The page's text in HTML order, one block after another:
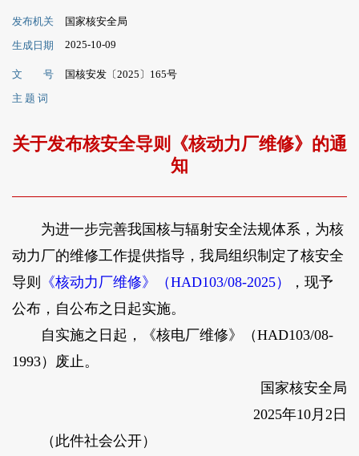
发布机关
国家核安全局
生成日期
2025-10-09
文 号
国核安发〔2025〕165号
主 题 词
关于发布核安全导则《核动力厂维修》的通
知
为进一步完善我国核与辐射安全法规体系，为核
动力厂的维修工作提供指导，我局组织制定了核安全
导则
《核动力厂维修》（HAD103/08-2025）
，现予
公布，自公布之日起实施。
自实施之日起，《核电厂维修》（HAD103/08-
1993）废止。
国家核安全局
2025年10月2日
（此件社会公开）